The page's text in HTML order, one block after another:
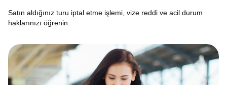
Satın aldığınız turu iptal etme işlemi, vize reddi ve acil durum
haklarınızı öğrenin.